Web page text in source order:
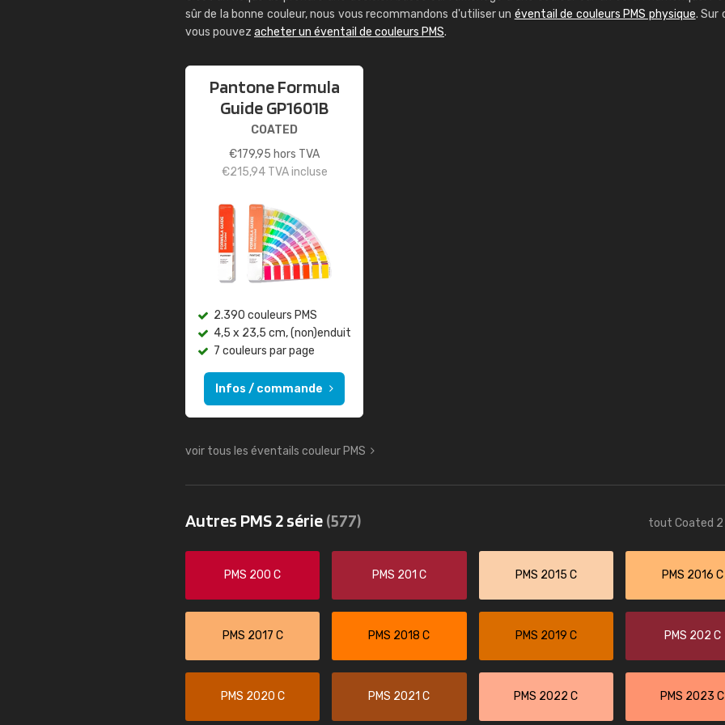
sûr de la bonne couleur, nous vous recommandons d'utiliser un éventail de couleurs PMS physique. Sur
vous pouvez acheter un éventail de couleurs PMS.
Pantone Formula
Guide GP1601B
COATED
€179,95 hors TVA
€215,94TVA incluse
2.390 couleurs PMS
4,5 x 23,5 cm, (non)enduit
7 couleurs par page
Infos / commande
voir tous les éventails couleur PMS
Autres PMS 2 série(577) tout Coated 2
PMS 200 C PMS 201 C PMS 2015 C PMS 2016 C
PMS 2017 C PMS 2018 C PMS 2019 C PMS 202 C
PMS 2020 C PMS 2021 C PMS 2022 C PMS 2023 C